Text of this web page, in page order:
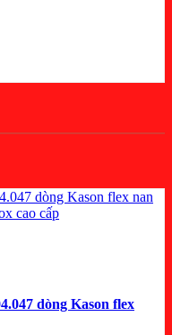
dòng Kason flex